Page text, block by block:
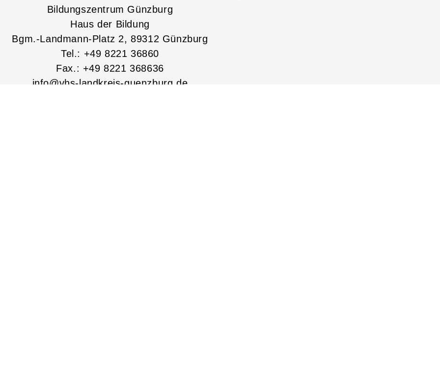
Bildungszentrum Günzburg
Haus der Bildung
Bgm.-Landmann-Platz 2, 89312 Günzburg
Tel.: +49 8221 36860
Fax.: +49 8221 368636
info@vhs-landkreis-guenzburg.de